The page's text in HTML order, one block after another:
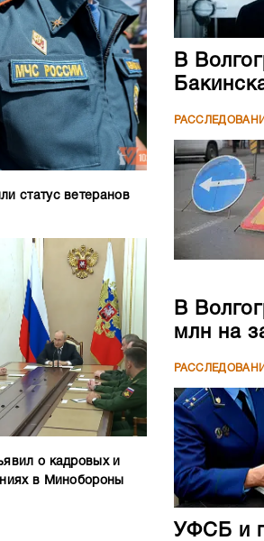
статус ветеранов
о кадровых и
в Минобороны
В
В
млн на
УФСБ и